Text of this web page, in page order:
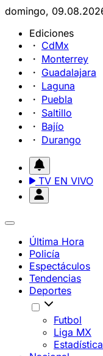
domingo,
Ediciones
CdMx
Monterrey
Guadalajara
Laguna
Puebla
Saltillo
Bajío
Durango
TV EN VIVO
Última Hora
Policía
Espectáculos
Tendencias
Deportes
Futbol
Liga MX